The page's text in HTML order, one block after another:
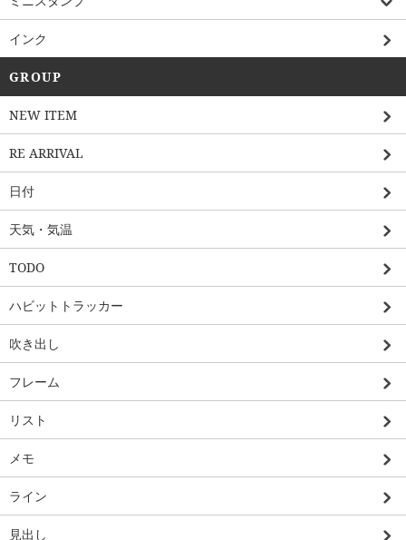
インク
GROUP
NEW ITEM
RE ARRIVAL
日付
天気・気温
TODO
ハビットトラッカー
吹き出し
フレーム
リスト
メモ
ライン
見出し